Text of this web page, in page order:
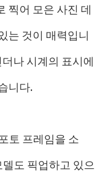
찍어 모은 사진 데
는 것이 매력입니
나 시계의 표시에
니다.
토 프레임을 소
도 픽업하고 있으